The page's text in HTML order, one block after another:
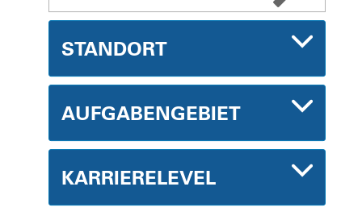
STANDORT
AUFGABENGEBIET
KARRIERELEVEL